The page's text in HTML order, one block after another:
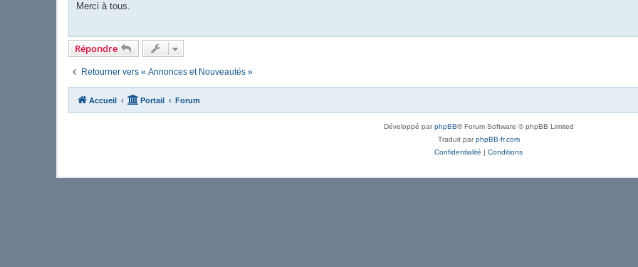
Merci à tous.
Répondre
Retourner vers « Annonces et Nouveautés »
Accueil Portail Forum
Développé parphpBB® Forum Software © phpBB Limited
Traduit parphpBB-fr.com
Confidentialité | Conditions